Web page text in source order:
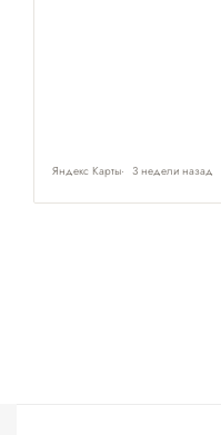
Яндекс Карты 3 недели назад